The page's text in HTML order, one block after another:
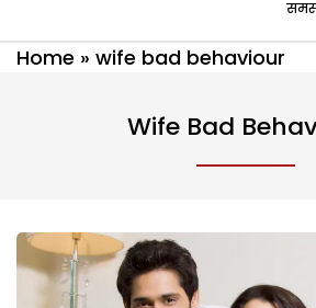
Home » wife bad behaviour
Wife Bad